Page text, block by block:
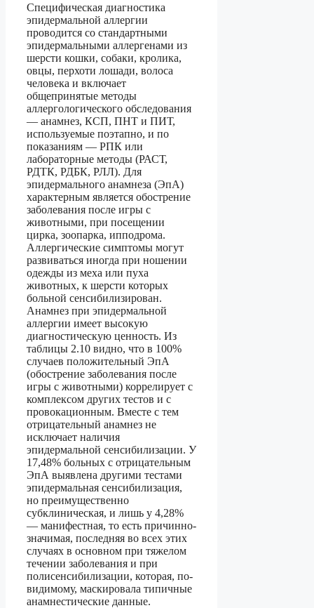
Специфическая диагностика
эпидермальной аллергии
проводится со стандартными
эпидермальными аллергенами из
шерсти кошки, собаки, кролика,
овцы, перхоти лошади, волоса
человека и включает
общепринятые методы
аллергологического обследования
— анамнез, КСП, ПНТ и ПИТ,
используемые поэтапно, и по
показаниям — РПК или
лабораторные методы (РАСТ,
РДТК, РДБК, РЛЛ). Для
эпидермального анамнеза (ЭпА)
характерным является обострение
заболевания после игры с
животными, при посещении
цирка, зоопарка, ипподрома.
Аллергические симптомы могут
развиваться иногда при ношении
одежды из меха или пуха
животных, к шерсти которых
больной сенсибилизирован.
Анамнез при эпидермальной
аллергии имеет высокую
диагностическую ценность. Из
таблицы 2.10 видно, что в 100%
случаев положительный ЭпА
(обострение заболевания после
игры с животными) коррелирует с
комплексом других тестов и с
провокационным. Вместе с тем
отрицательный анамнез не
исключает наличия
эпидермальной сенсибилизации. У
17,48% больных с отрицательным
ЭпА выявлена другими тестами
эпидермальная сенсибилизация,
но преимущественно
субклиническая, и лишь у 4,28%
— манифестная, то есть причинно-
значимая, последняя во всех этих
случаях в основном при тяжелом
течении заболевания и при
полисенсибилизации, которая, по-
видимому, маскировала типичные
анамнестические данные.